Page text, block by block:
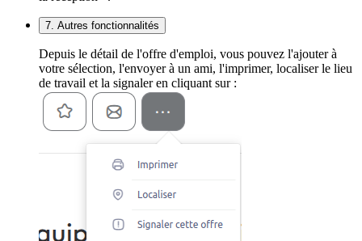
7. Autres fonctionnalités
Depuis le détail de l'offre d'emploi, vous pouvez l'ajouter à
votre sélection, l'envoyer à un ami, l'imprimer, localiser le lieu
de travail et la signaler en cliquant sur :